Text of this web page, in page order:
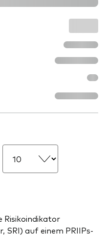
Risikoindikator
SRI) auf einem PRIIPs-